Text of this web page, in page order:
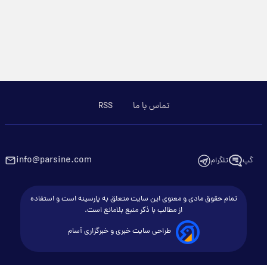
تماس با ما RSS
گپ تلگرام info@parsine.com
تمام حقوق مادی و معنوی این سایت متعلق به پارسینه است و استفاده
از مطالب با ذکر منبع بلامانع است.
طراحی سایت خبری و خبرگزاری آسام